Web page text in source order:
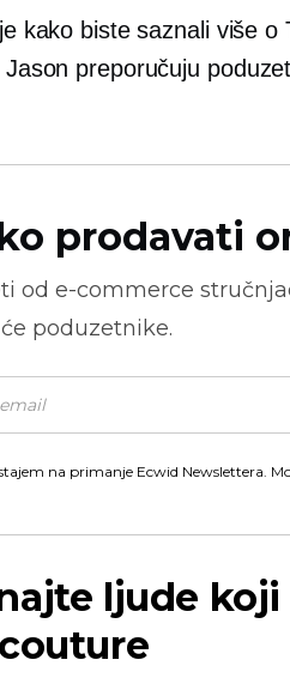
kako biste saznali više
Jason preporučuju
prodavati
od e-commerce
poduzetnike.
na primanje Ecwid Newslettera.
ljude